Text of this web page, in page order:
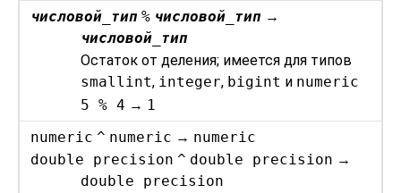
числовой_тип % числовой_тип →
числовой_тип
Остаток от деления; имеется для типов
smallint, integer, bigint и numeric
5 % 4 → 1
numeric ^ numeric → numeric
double precision ^ double precision →
double precision